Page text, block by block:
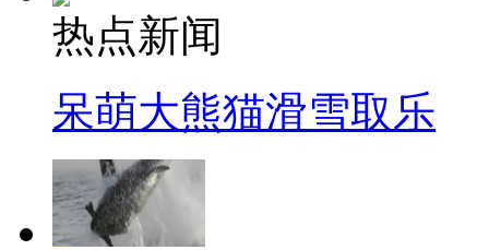
热点新闻
呆萌大熊猫滑雪取乐